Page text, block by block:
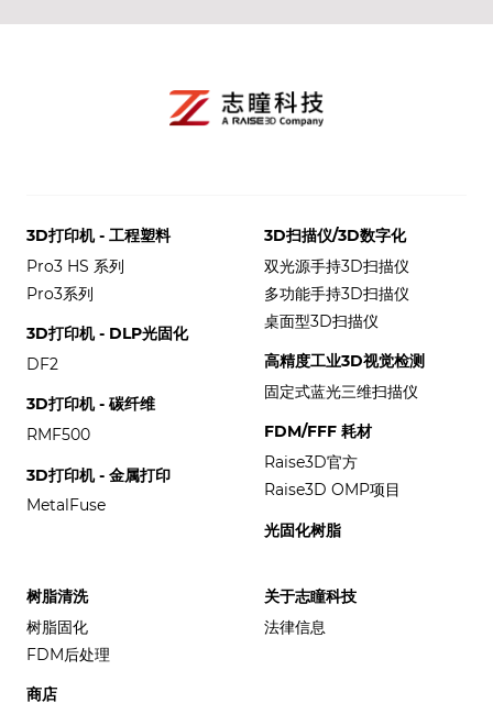
3D打印机 - 工程塑料
Pro3 HS 系列
Pro3系列
3D打印机 - DLP光固化
DF2
3D打印机 - 碳纤维
RMF500
3D打印机 - 金属打印
MetalFuse
3D扫描仪/3D数字化
双光源手持3D扫描仪
多功能手持3D扫描仪
桌面型3D扫描仪
高精度工业3D视觉检测
固定式蓝光三维扫描仪
FDM/FFF 耗材
Raise3D官方
Raise3D OMP项目
光固化树脂
树脂清洗
树脂固化
FDM后处理
商店
关于志瞳科技
法律信息